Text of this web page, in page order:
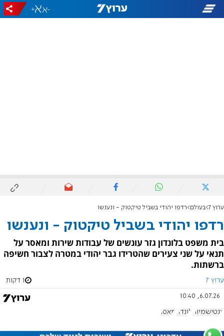
-
+
ערוץ 7 בעולם רדפו יהודי בשביל טיקטוק - ונענשו
רדפו יהודי בשביל טיקטוק - ונענשו
בית משפט בלונדון גזר עונשים של עבודות שירות ומאסר על
תנאי על שני צעירים שהטרידו גבר יהודי במטרה לצבור חשיפה
ברשתות.
ערוץ 7 1 דקות
6.07.26, 10:40
אנטישמיות לונדון מאסר